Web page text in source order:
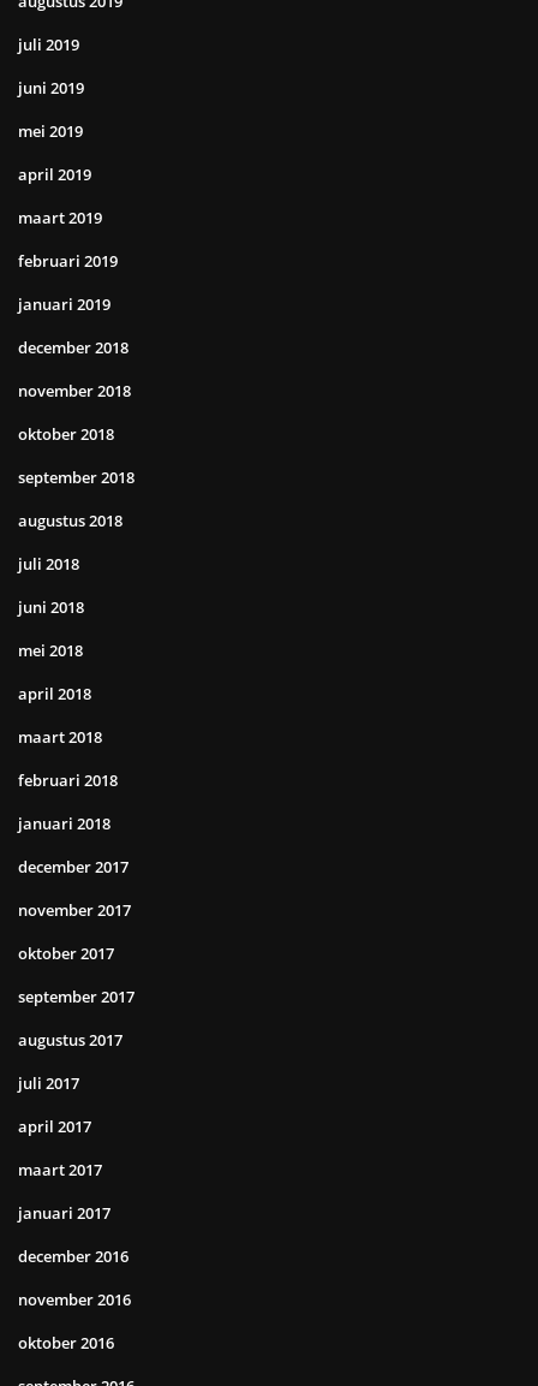
juli 2019
juni 2019
mei 2019
april 2019
maart 2019
februari 2019
januari 2019
december 2018
november 2018
oktober 2018
september 2018
augustus 2018
juli 2018
juni 2018
mei 2018
april 2018
maart 2018
februari 2018
januari 2018
december 2017
november 2017
oktober 2017
september 2017
augustus 2017
juli 2017
april 2017
maart 2017
januari 2017
december 2016
november 2016
oktober 2016